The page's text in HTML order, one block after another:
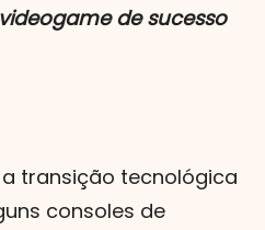
de sucesso
transição tecnológica
consoles de